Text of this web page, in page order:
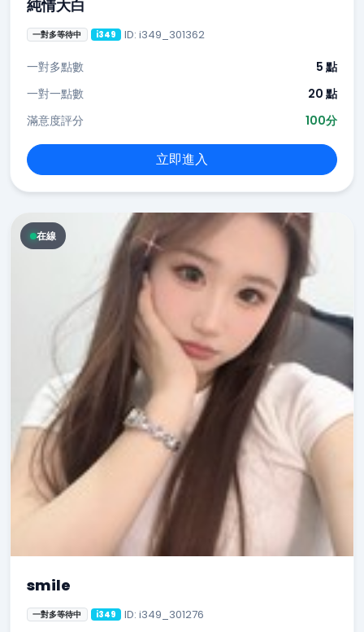
純情大白
一對多等待中 i349 ID: i349_301362
一對多點數
5 點
一對一點數
20 點
滿意度評分
100分
立即進入
在線
smile
一對多等待中 i349 ID: i349_301276